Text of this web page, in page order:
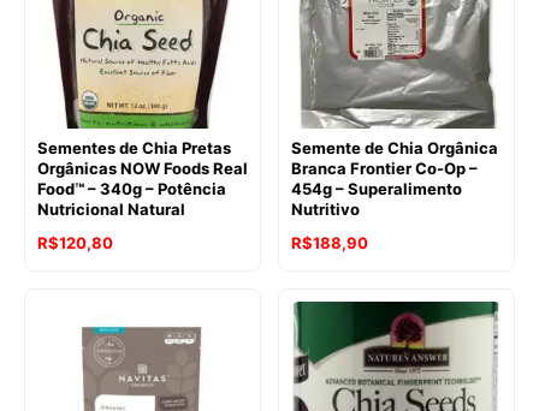
Sementes de Chia Pretas
Orgânicas NOW Foods Real
Food™ – 340g – Potência
Nutricional Natural
O
R$128,47.
R$120,80O
é:
R$120,80.
Semente de Chia Orgânica
Branca Frontier Co-Op –
454g – Superalimento
Nutritivo
O
original
R$264,60.
R$188,90O
atual
é:
R$188,90.